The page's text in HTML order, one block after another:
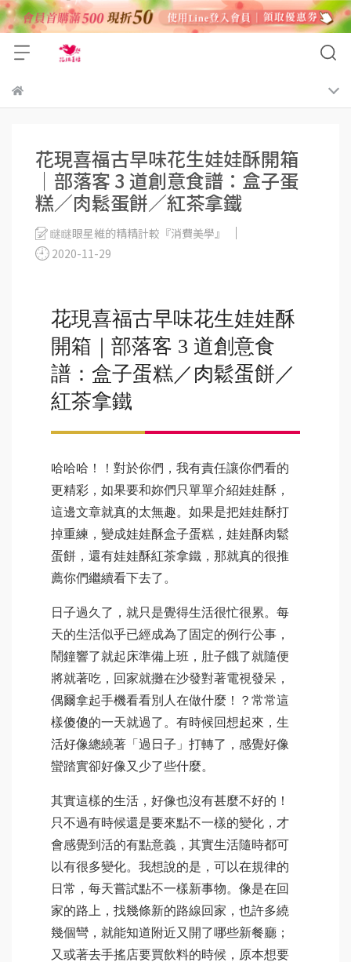
花現喜福古早味花生娃娃酥開箱
｜部落客 3 道創意食譜：盒子蛋
糕／肉鬆蛋餅／紅茶拿鐵
瞇瞇眼星維的精精計較『消費美學』
2020-11-29
花現喜福古早味花生娃娃酥
開箱｜部落客 3 道創意食
譜：盒子蛋糕／肉鬆蛋餅／
紅茶拿鐵
哈哈哈！！對於你們，我有責任讓你們看的
更精彩，如果要和妳們只單單介紹娃娃酥，
這邊文章就真的太無趣。如果是把娃娃酥打
掉重練，變成娃娃酥盒子蛋糕，娃娃酥肉鬆
蛋餅，還有娃娃酥紅茶拿鐵，那就真的很推
薦你們繼續看下去了。
日子過久了，就只是覺得生活很忙很累。每
天的生活似乎已經成為了固定的例行公事，
鬧鐘響了就起床準備上班，肚子餓了就隨便
將就著吃，回家就攤在沙發對著電視發呆，
偶爾拿起手機看看別人在做什麼！？常常這
樣傻傻的一天就過了。有時候回想起來，生
活好像總繞著「過日子」打轉了，感覺好像
蠻踏實卻好像又少了些什麼。
其實這樣的生活，好像也沒有甚麼不好的！
只不過有時候還是要來點不一樣的變化，才
會感覺到活的有點意義，其實生活隨時都可
以有很多變化。我想說的是，可以在規律的
日常，每天嘗試點不一樣新事物。像是在回
家的路上，找幾條新的路線回家，也許多繞
幾個彎，就能知道附近又開了哪些新餐廳；
又或著去手搖店要買飲料的時候，原本想要